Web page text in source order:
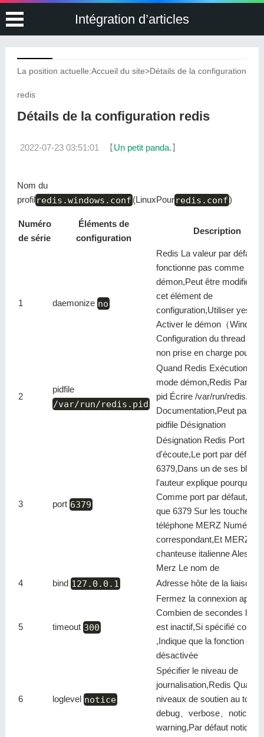
Intégration d’articles
La position actuelle:Accueil du site>Détails de la configuration
redis
Détails de la configuration redis
2022-07-23 03:51:01 【Un petit panda.】
Nom du
profilredis.windows.conf(LinuxPourredis.conf)
Numéro
de série
Éléments de
configuration
Description
1 daemonize no
Redis La valeur par défaut
fonctionne pas comme un
démon,Peut être modifié par
cet élément de
configuration,Utiliser yes
Activer le démon（
Configuration du thread
non prise en charge pour
2
pidfile
/var/run/redis.pid
Quand Redis Exécution en
mode démon,Redis Par
pid Écrire /var/run/redis.pid
Documentation,Peut passer
pidfile Désignation
3 port 6379
Désignation Redis Port
d'écoute,Le port par défaut
6379,Dans un de ses blogs,
l'auteur explique pourquoi
Comme port par
que 6379 Sur les touches
téléphone MERZ Numéro
correspondant,Et MERZ
chanteuse italienne Alessia
Merz Le nom de
4
bind 127.0.0.1 Adresse hôte de la liaison
5 timeout 300
Fermez la connexion après
Combien de secondes le
est inactif,Si spécifié
,Indique que la fonction est
désactivée
6 loglevel notice
Spécifier le niveau de
journalisation,Redis Quatre
niveaux de soutien au total
debug、verbose、notice、
warning,Par défaut notice